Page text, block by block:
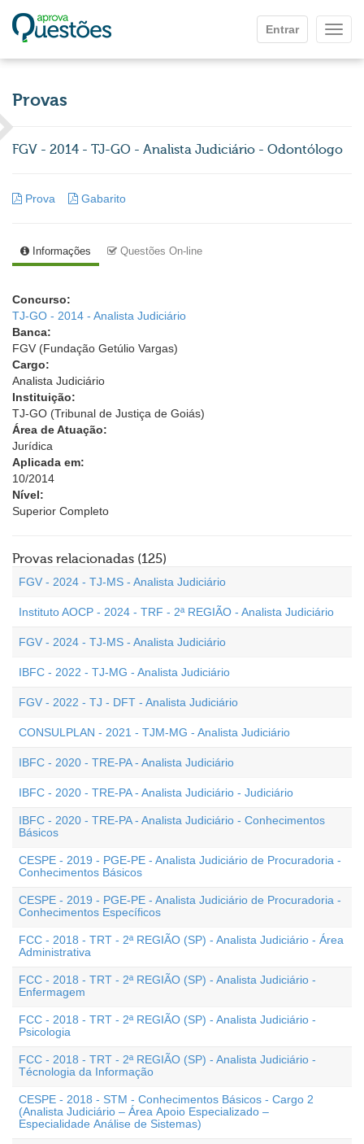
Entrar
Provas
FGV - 2014 - TJ-GO - Analista Judiciário - Odontólogo
Prova Gabarito
Informações Questões On-line
Concurso:
TJ-GO - 2014 - Analista Judiciário
Banca:
FGV (Fundação Getúlio Vargas)
Cargo:
Analista Judiciário
Instituição:
TJ-GO (Tribunal de Justiça de Goiás)
Área de Atuação:
Jurídica
Aplicada em:
10/2014
Nível:
Superior Completo
Provas relacionadas (125)
FGV - 2024 - TJ-MS - Analista Judiciário
Instituto AOCP - 2024 - TRF - 2ª REGIÃO - Analista Judiciário
FGV - 2024 - TJ-MS - Analista Judiciário
IBFC - 2022 - TJ-MG - Analista Judiciário
FGV - 2022 - TJ - DFT - Analista Judiciário
CONSULPLAN - 2021 - TJM-MG - Analista Judiciário
IBFC - 2020 - TRE-PA - Analista Judiciário
IBFC - 2020 - TRE-PA - Analista Judiciário - Judiciário
IBFC - 2020 - TRE-PA - Analista Judiciário - Conhecimentos
Básicos
CESPE - 2019 - PGE-PE - Analista Judiciário de Procuradoria -
Conhecimentos Básicos
CESPE - 2019 - PGE-PE - Analista Judiciário de Procuradoria -
Conhecimentos Específicos
FCC - 2018 - TRT - 2ª REGIÃO (SP) - Analista Judiciário - Área
Administrativa
FCC - 2018 - TRT - 2ª REGIÃO (SP) - Analista Judiciário -
Enfermagem
FCC - 2018 - TRT - 2ª REGIÃO (SP) - Analista Judiciário -
Psicologia
FCC - 2018 - TRT - 2ª REGIÃO (SP) - Analista Judiciário -
Técnologia da Informação
CESPE - 2018 - STM - Conhecimentos Básicos - Cargo 2
(Analista Judiciário – Área Apoio Especializado –
Especialidade Análise de Sistemas)